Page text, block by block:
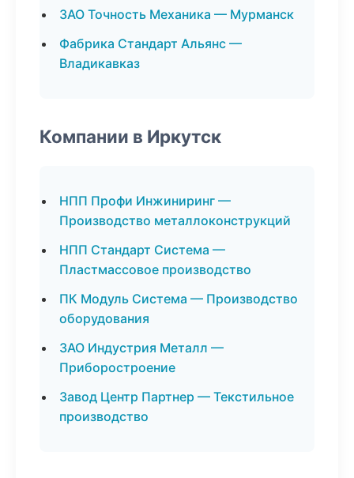
ЗАО Точность Механика — Мурманск
Фабрика Стандарт Альянс —
Владикавказ
Компании в Иркутск
НПП Профи Инжиниринг —
Производство металлоконструкций
НПП Стандарт Система —
Пластмассовое производство
ПК Модуль Система — Производство
оборудования
ЗАО Индустрия Металл —
Приборостроение
Завод Центр Партнер — Текстильное
производство